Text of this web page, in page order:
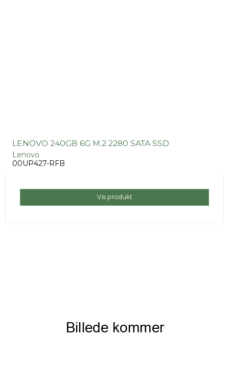
LENOVO 240GB 6G M.2 2280 SATA SSD
Lenovo
00UP427-RFB
Vis produkt